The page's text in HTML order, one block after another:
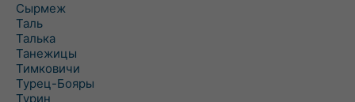
Сырмеж
Таль
Талька
Танежицы
Тимковичи
Турец-Бояры
Турин